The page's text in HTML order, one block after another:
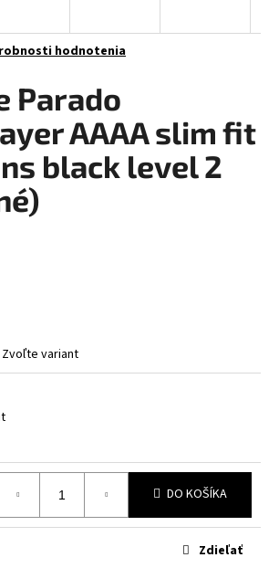
hodnotenia
Parado
AAAA slim fit
black level 2
Zvoľte variant
DO KOŠÍKA
Zdieľať